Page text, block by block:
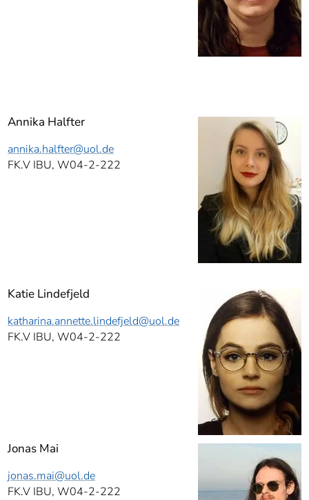
Annika Halfter
annika.halfter@uol.de
FK.V IBU, W04-2-222
Katie Lindefjeld
katharina.annette.lindefjeld@uol.de
FK.V IBU, W04-2-222
Jonas Mai
jonas.mai@uol.de
FK.V IBU, W04-2-222